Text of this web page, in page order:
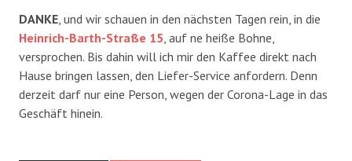
DANKE, und wir schauen in den nächsten Tagen rein, in die
Heinrich-Barth-Straße 15, auf ne heiße Bohne,
versprochen. Bis dahin will ich mir den Kaffee direkt nach
Hause bringen lassen, den Liefer-Service anfordern. Denn
derzeit darf nur eine Person, wegen der Corona-Lage in das
Geschäft hinein.